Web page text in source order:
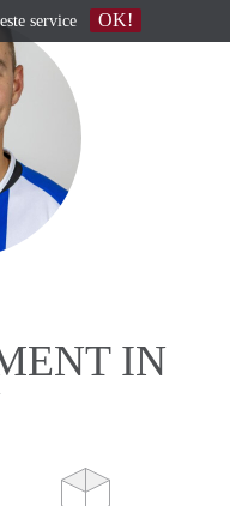
IN
service OK!